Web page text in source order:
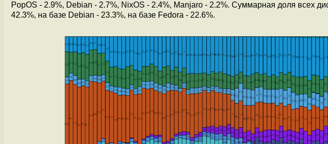
PopOS - 2.9%, Debian - 2.7%, NixOS - 2.4%, Manjaro - 2.2%. Суммарная доля всех
42.3%, на базе Debian - 23.3%, на базе Fedora - 22.6%.